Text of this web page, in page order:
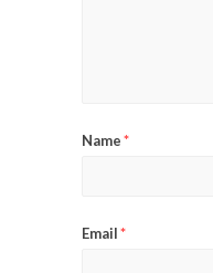
Name*
Email*